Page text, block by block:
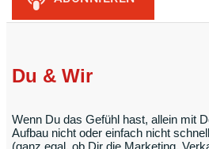
Du & Wir
Wenn Du das Gefühl hast, allein mit
Aufbau nicht oder einfach nicht
(ganz egal, ob Dir die Marketing,